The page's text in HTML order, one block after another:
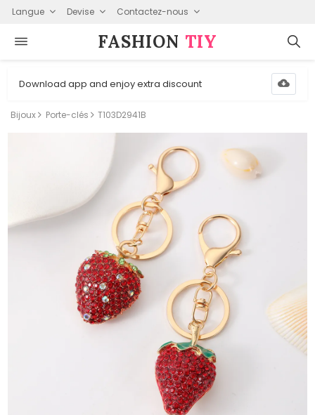
Langue Devise Contactez-nous
FASHION⁠ TIY
Download app and enjoy extra discount
Bijoux Porte-clés T103D2941B